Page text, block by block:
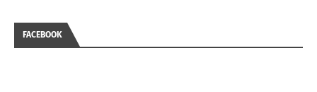
FACEBOOK